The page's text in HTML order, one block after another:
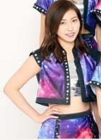
お問い合わせ